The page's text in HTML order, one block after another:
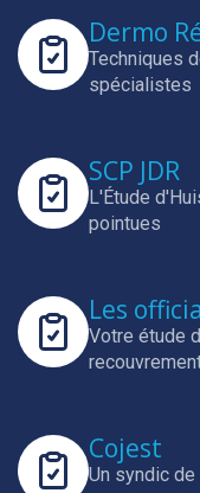
Dermo
Techniques
spécialistes
SCP JDR
L'Étude
pointues
Les
Votre étude
Cojest
Un syndic